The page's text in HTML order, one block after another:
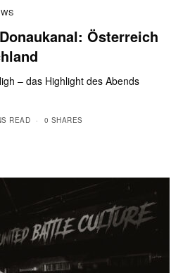
Österreich
– das Highlight des Abends
READ 0 SHARES